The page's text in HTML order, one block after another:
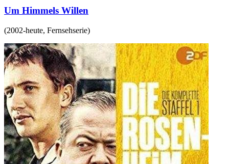
Um Himmels Willen
(2002-heute, Fernsehserie)